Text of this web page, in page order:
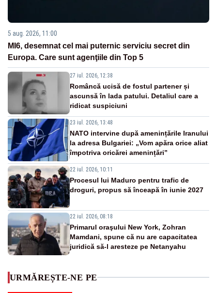
5 aug. 2026, 11:00
MI6, desemnat cel mai puternic serviciu secret din
Europa. Care sunt agenţiile din Top 5
27 iul. 2026, 12:38
Româncă ucisă de fostul partener și
ascunsă în lada patului. Detaliul care a
ridicat suspiciuni
23 iul. 2026, 13:48
NATO intervine după amenințările Iranului
la adresa Bulgariei: „Vom apăra orice aliat
împotriva oricărei amenințări”
22 iul. 2026, 10:11
Procesul lui Maduro pentru trafic de
droguri, propus să înceapă în iunie 2027
22 iul. 2026, 08:18
Primarul oraşului New York, Zohran
Mamdani, spune că nu are capacitatea
juridică să-l aresteze pe Netanyahu
URMĂREȘTE-NE PE